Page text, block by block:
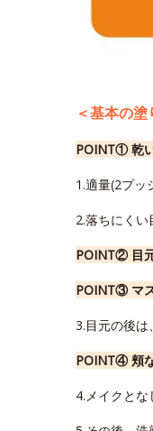
＜基本の塗
POINT① 乾
1.適量(2プッ
2.落ちにくい
POINT② 目
POINT③ マ
3.目元の後は
POINT④ 頬
4.メイクとな